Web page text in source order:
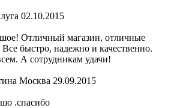
02.10.2015
Отличный магазин, отличные
быстро, надежно и качественно.
А сотрудникам удачи!
Москва 29.09.2015
.спасибо